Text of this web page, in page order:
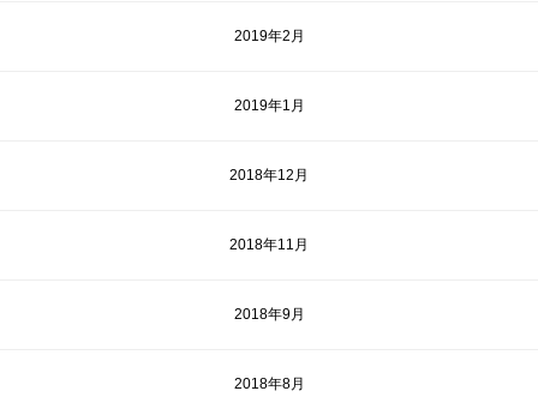
2019年2月
2019年1月
2018年12月
2018年11月
2018年9月
2018年8月